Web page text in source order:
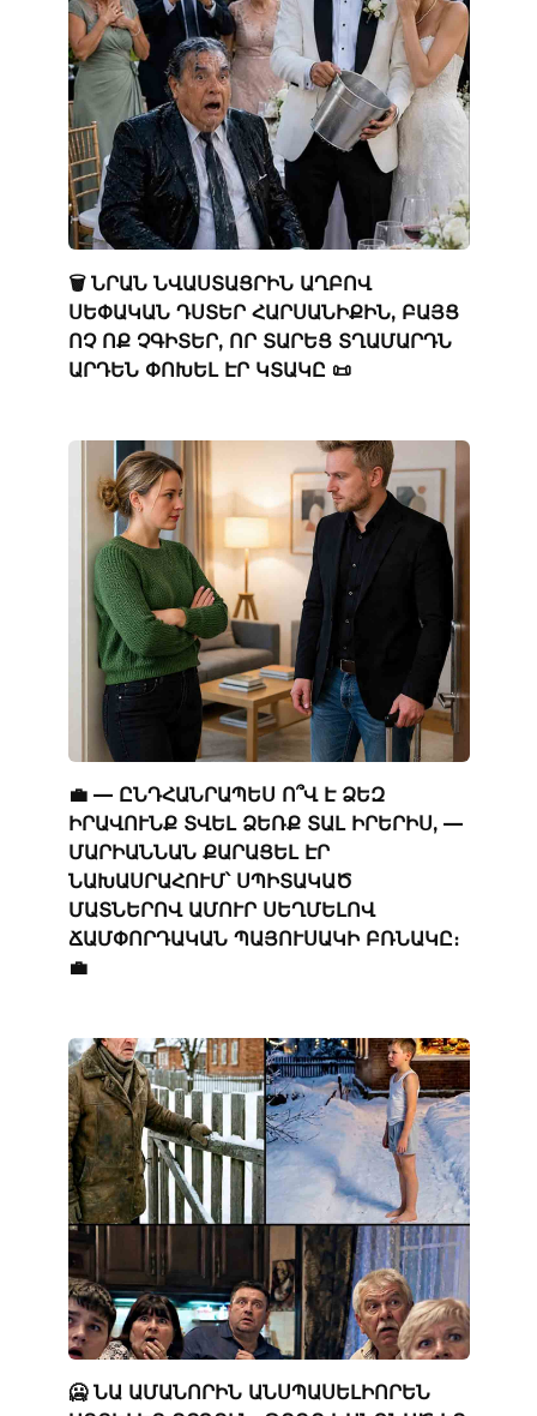
🗑️ ՆՐԱՆ ՆՎԱՍՏԱՑՐԻՆ ԱՂԲՈՎ
ՍԵՓԱԿԱՆ ԴՍՏԵՐ ՀԱՐՍԱՆԻՔԻՆ, ԲԱՅՑ
ՈՉ ՈՔ ՉԳԻՏԵՐ, ՈՐ ՏԱՐԵՑ ՏՂԱՄԱՐԴՆ
ԱՐԴԵՆ ՓՈԽԵԼ ԷՐ ԿՏԱԿԸ 📜
💼 — ԸՆԴՀԱՆՐԱՊԵՍ Ո՞Վ Է ՁԵԶ
ԻՐԱՎՈՒՆՔ ՏՎԵԼ ՁԵՌՔ ՏԱԼ ԻՐԵՐԻՍ, —
ՄԱՐԻԱՆՆԱՆ ՔԱՐԱՑԵԼ ԷՐ
ՆԱԽԱՍՐԱՀՈՒՄ՝ ՍՊԻՏԱԿԱԾ
ՄԱՏՆԵՐՈՎ ԱՄՈՒՐ ՍԵՂՄԵԼՈՎ
ՃԱՄՓՈՐԴԱԿԱՆ ՊԱՅՈՒՍԱԿԻ ԲՌՆԱԿԸ։
💼
🥶 ՆԱ ԱՄԱՆՈՐԻՆ ԱՆՍՊԱՍԵԼԻՈՐԵՆ